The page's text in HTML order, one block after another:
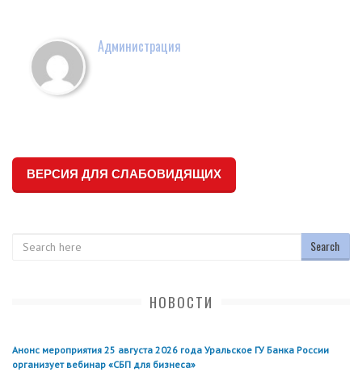
Администрация
ВЕРСИЯ ДЛЯ СЛАБОВИДЯЩИХ
НОВОСТИ
Анонс мероприятия 25 августа 2026 года Уральское ГУ Банка России
организует вебинар «СБП для бизнеса»